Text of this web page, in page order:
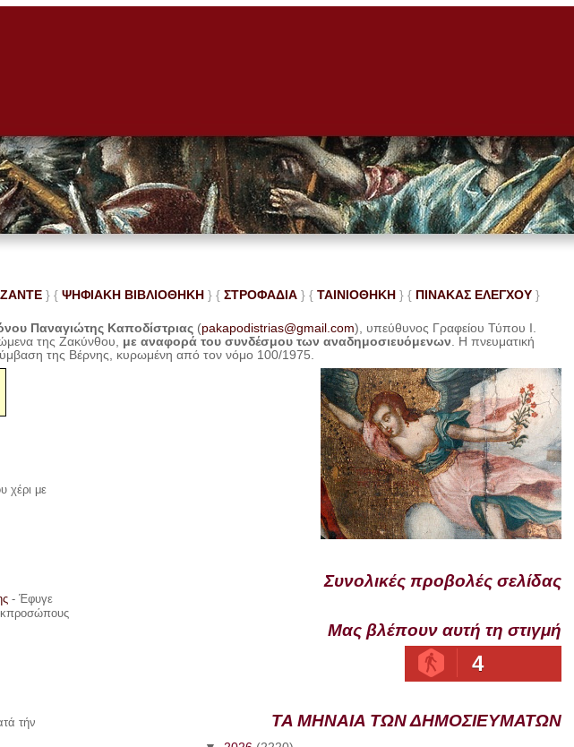
} { ΨΗΦΙΑΚΗ ΒΙΒΛΙΟΘΗΚΗ } { ΣΤΡΟΦΑΔΙΑ } { ΤΑΙΝΙΟΘΗΚΗ } { ΠΙΝΑΚΑΣ ΕΛΕΓΧΟΥ}
Παναγιώτης Καποδίστριας (pakapodistrias@gmail.com), υπεύθυνος Γραφείου Τύπου Ι.
της Ζακύνθου, με αναφορά του συνδέσμου των αναδημοσιευόμενων . Ηπνευματική
της Βέρνης, κυρωμένη από τον νόμο 100/1975.
χέρι με
- Έφυγε
τήν
Συνολικές προβολές σελίδας
Μας βλέπουν αυτή τη στιγμή
4
ΤΑ ΜΗΝΑΙΑ ΤΩΝ ΔΗΜΟΣΙΕΥΜΑΤΩΝ